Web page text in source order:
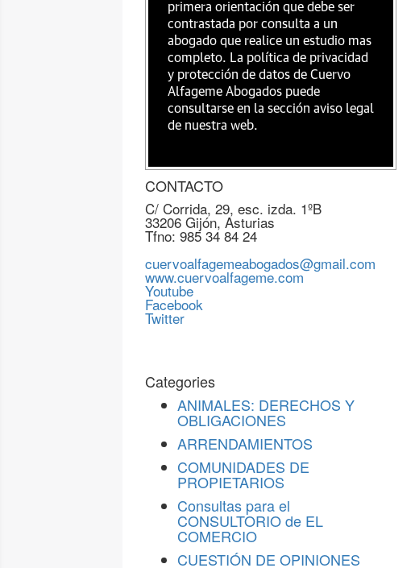
primera orientación que debe ser
contrastada por consulta a un
abogado que realice un estudio mas
completo. La política de privacidad
y protección de datos de Cuervo
Alfageme Abogados puede
consultarse en la sección aviso legal
de nuestra web.
CONTACTO
C/ Corrida, 29, esc. izda. 1ºB
33206 Gijón, Asturias
Tfno: 985 34 84 24
cuervoalfagemeabogados@gmail.com
www.cuervoalfageme.com
Youtube
Facebook
Twitter
Categories
ANIMALES: DERECHOS Y
OBLIGACIONES
ARRENDAMIENTOS
COMUNIDADES DE
PROPIETARIOS
Consultas para el
CONSULTORIO de EL
COMERCIO
CUESTIÓN DE OPINIONES